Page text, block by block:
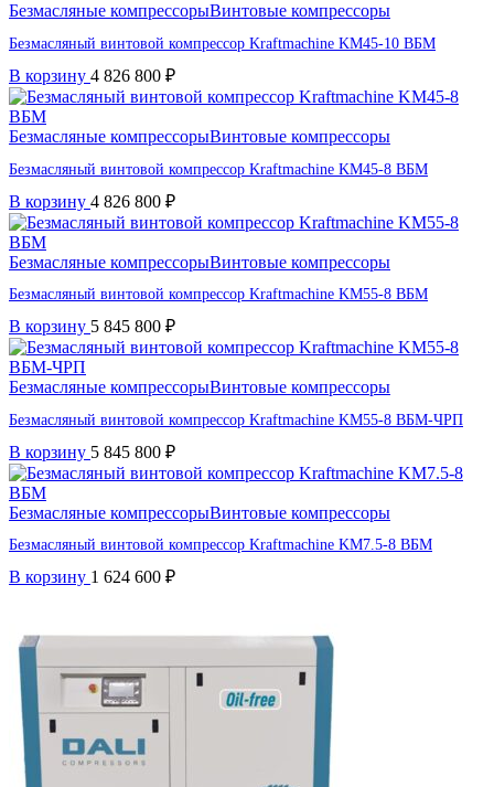
Безмасляные компрессорыВинтовые компрессоры
Безмасляный винтовой компрессор Kraftmaсhine KM45-10 ВБМ
В корзину 4 826 800 ₽
Безмасляные компрессорыВинтовые компрессоры
Безмасляный винтовой компрессор Kraftmaсhine KM45-8 ВБМ
В корзину 4 826 800 ₽
Безмасляные компрессорыВинтовые компрессоры
Безмасляный винтовой компрессор Kraftmaсhine KM55-8 ВБМ
В корзину 5 845 800 ₽
Безмасляные компрессорыВинтовые компрессоры
Безмасляный винтовой компрессор Kraftmaсhine KM55-8 ВБМ-ЧРП
В корзину 5 845 800 ₽
Безмасляные компрессорыВинтовые компрессоры
Безмасляный винтовой компрессор Kraftmaсhine KM7.5-8 ВБМ
В корзину 1 624 600 ₽